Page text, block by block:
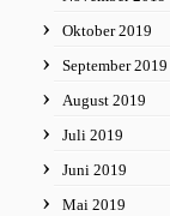
Oktober 2019
September 2019
August 2019
Juli 2019
Juni 2019
Mai 2019